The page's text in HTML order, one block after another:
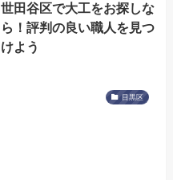
世田谷区で大工をお探しな
ら！評判の良い職人を見つ
けよう
目黒区